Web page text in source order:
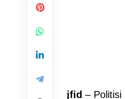
jfid – Politisi